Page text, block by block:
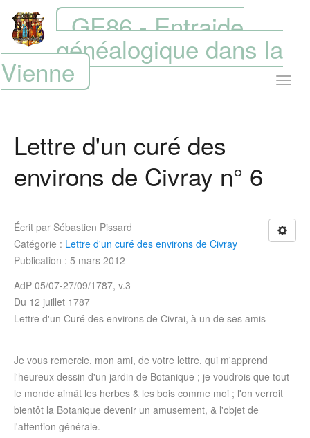
GE86 - Entraide
généalogique dans la
Vienne
Lettre d'un curé des
environs de Civray n° 6
Écrit par Sébastien Pissard
Catégorie : Lettre d'un curé des environs de Civray
Publication : 5 mars 2012
AdP 05/07-27/09/1787, v.3
Du 12 juillet 1787
Lettre d'un Curé des environs de Civrai, à un de ses amis
Je vous remercie, mon ami, de votre lettre, qui m'apprend
l'heureux dessin d'un jardin de Botanique ; je voudrois que tout
le monde aimât les herbes & les bois comme moi ; l'on verroit
bientôt la Botanique devenir un amusement, & l'objet de
l'attention générale.